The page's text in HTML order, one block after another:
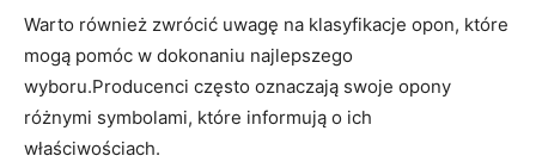
Warto również zwrócić uwagę na klasyfikacje opon, które
mogą pomóc w dokonaniu najlepszego
wyboru.Producenci często oznaczają swoje opony
różnymi symbolami, które informują o ich
właściwościach.